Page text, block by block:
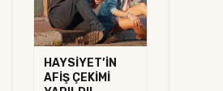
HAYSİYET’İN
AFİŞ ÇEKİMİ